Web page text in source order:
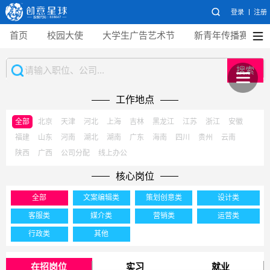
登录 注册
首页 校园大使 大学生广告艺术节 新青年传播赛
搜索
工作地点
全部 北京 天津 河北 上海 吉林 黑龙江 江苏 浙江
安徽
福建
山东 河南 湖北 湖南 广东 海南 四川 贵州
云南
陕西
广西 公司分配 线上办公
核心岗位
全部 文案编辑类 策划创意类 设计类
客服类 媒介类 营销类 运营类
行政类 其他
在招岗位 实习 就业